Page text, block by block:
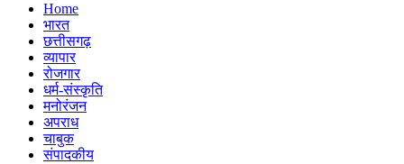
Home
भारत
छत्तीसगढ़
व्यापार
रोजगार
धर्म-संस्कृति
मनोरंजन
अपराध
चाबुक
संपादकीय